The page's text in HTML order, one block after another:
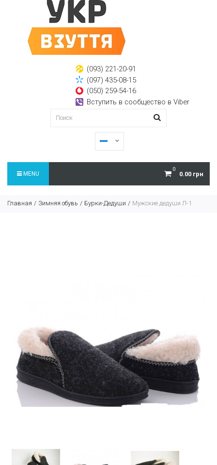
(093) 221-20-91
(097) 435-08-15
(050) 259-54-16
Вступить в сообщество в Viber
0
0.00 грн
MENU
Главная Зимняя обувь Бурки-Дедуши Мужские дедуши Л-1